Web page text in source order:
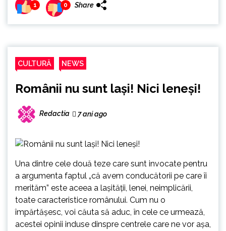
1 0 Share
CULTURĂ NEWS
Românii nu sunt laşi! Nici leneşi!
Redactia 7 ani ago
Una dintre cele două teze care sunt invocate pentru
a argumenta faptul „că avem conducătorii pe care îi
merităm” este aceea a laşităţii, lenei, neimplicării,
toate caracteristice românului. Cum nu o
împărtăşesc, voi căuta să aduc, în cele ce urmează,
acestei opinii induse dinspre centrele care ne vor aşa,